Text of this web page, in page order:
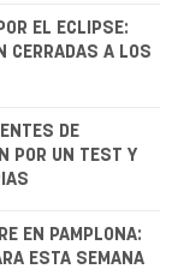
EL ECLIPSE:
CERRADAS A LOS
DE
POR UN TEST Y
EN PAMPLONA:
ESTA SEMANA